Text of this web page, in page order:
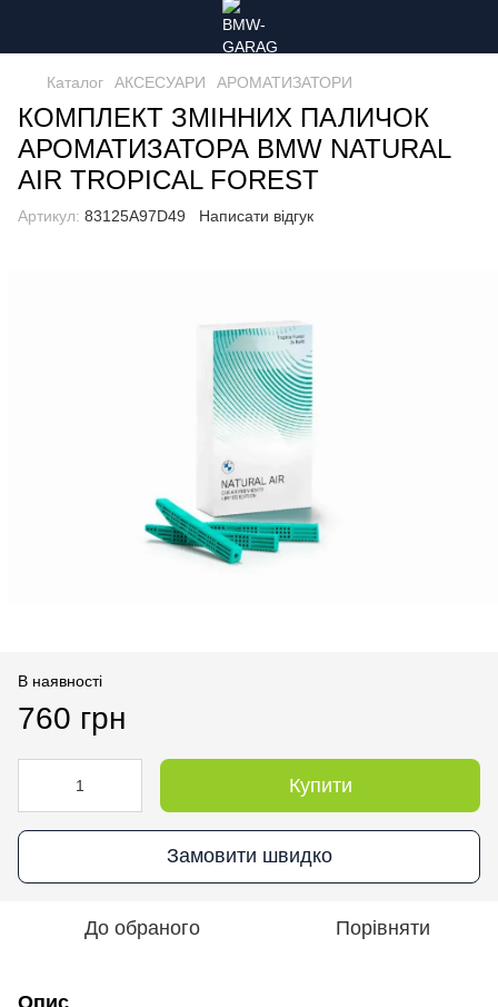
Каталог АКСЕСУАРИ АРОМАТИЗАТОРИ
КОМПЛЕКТ ЗМІННИХ ПАЛИЧОК
АРОМАТИЗАТОРА BMW NATURAL
AIR TROPICAL FOREST
Артикул: 83125A97D49 Написати відгук
В наявності
760 грн
Купити
Замовити швидко
До обраного Порівняти
Опис